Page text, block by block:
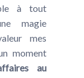
à tout
magie
mes
moment
au